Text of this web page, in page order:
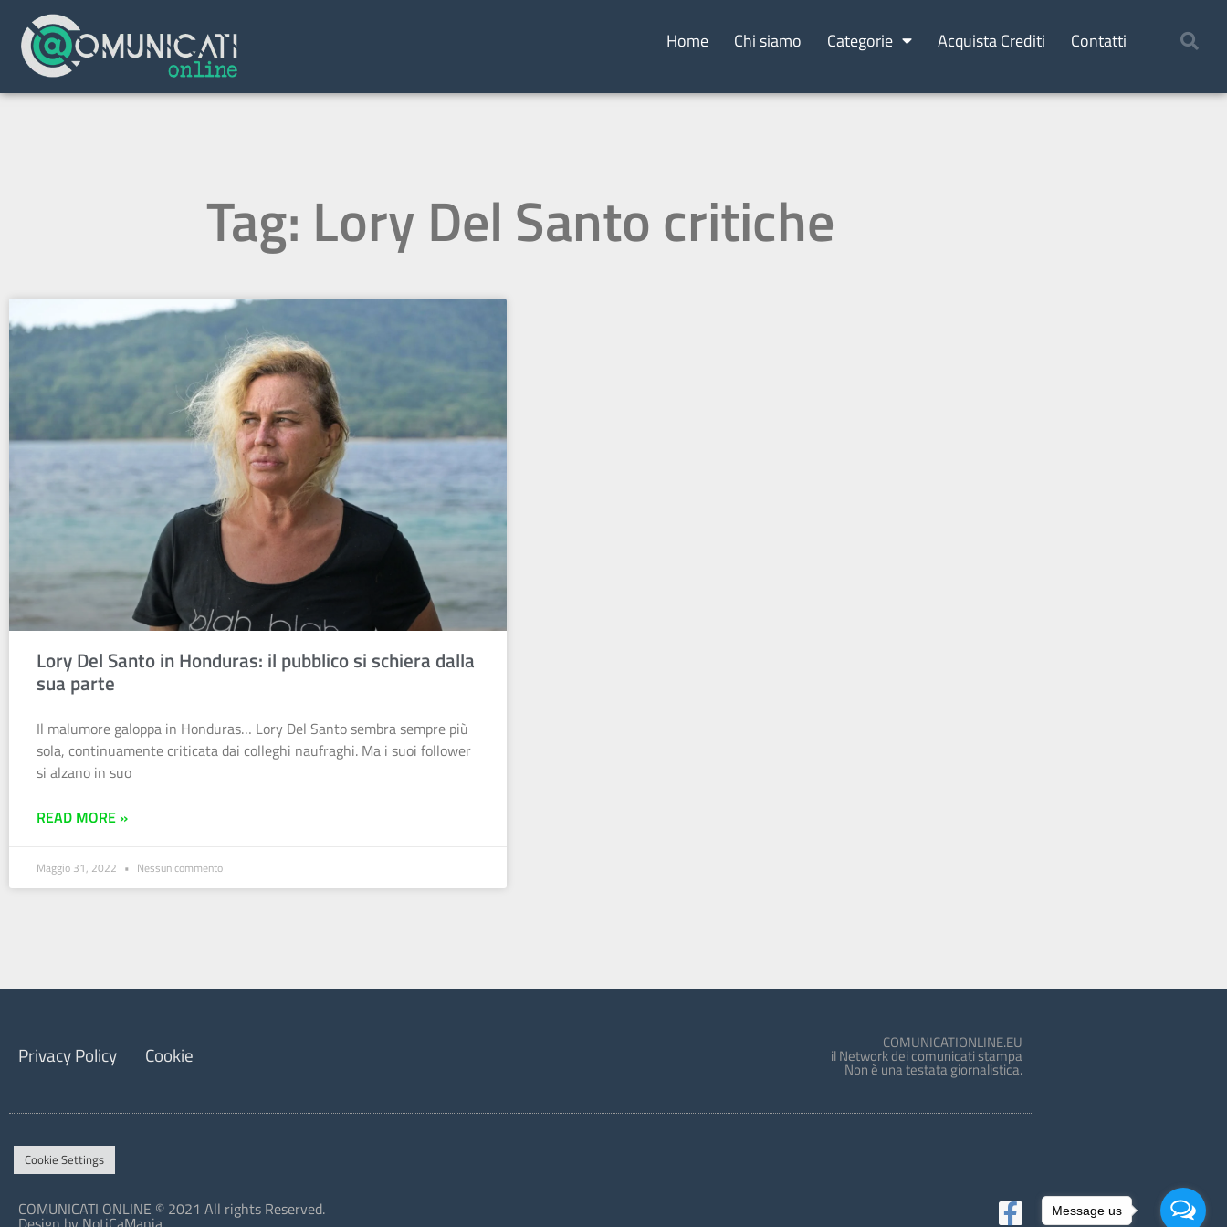
Home Chi siamo Categorie Acquista Crediti Contatti
Tag: Lory Del Santo critiche
Lory Del Santo in Honduras: il pubblico si schiera dalla
sua parte
Il malumore galoppa in Honduras… Lory Del Santo sembra sempre più
sola, continuamente criticata dai colleghi naufraghi. Ma i suoi follower
si alzano in suo
READ MORE »
Maggio 31, 2022 Nessun commento
Privacy Policy Cookie COMUNICATIONLINE.EU
il Network dei comunicati stampa
Non è una testata giornalistica.
Cookie Settings
COMUNICATI ONLINE © 2021 All rights Reserved. Message us